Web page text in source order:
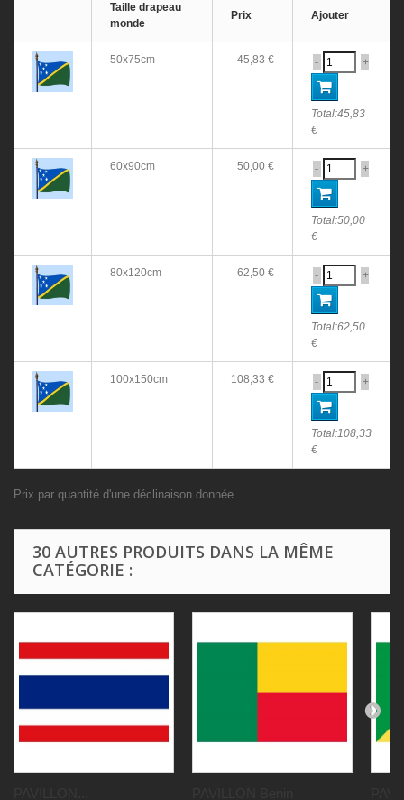
Taille drapeau
monde
Prix Ajouter
50x75cm 45,83 € - +
Total:45,83
€
60x90cm 50,00 € - +
Total:50,00
€
80x120cm 62,50 € - +
Total:62,50
€
100x150cm 108,33 € - +
Total:108,33
€
Prix par quantité d'une déclinaison donnée
30 AUTRES PRODUITS DANS LA MÊME
CATÉGORIE :